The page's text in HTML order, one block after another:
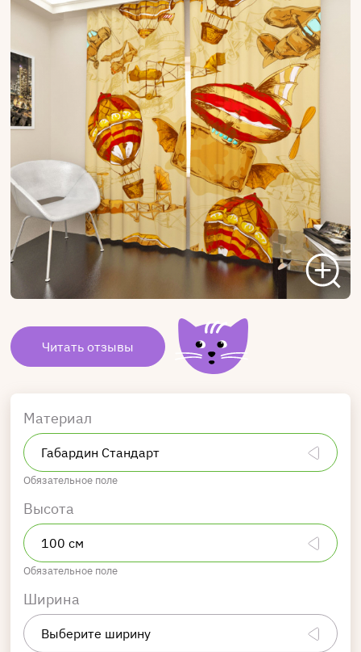
Читать отзывы
Материал
Обязательное поле
Высота
Обязательное поле
Ширина